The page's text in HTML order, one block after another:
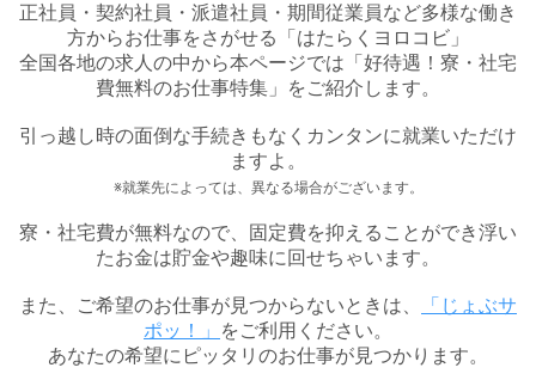
正社員・契約社員・派遣社員・期間従業員など多様な働き
方からお仕事をさがせる「はたらくヨロコビ」
全国各地の求人の中から本ページでは「好待遇！寮・社宅
費無料のお仕事特集」をご紹介します。
引っ越し時の面倒な手続きもなくカンタンに就業いただけ
ますよ。
※就業先によっては、異なる場合がございます。
寮・社宅費が無料なので、固定費を抑えることができ浮い
たお金は貯金や趣味に回せちゃいます。
また、ご希望のお仕事が見つからないときは、
「じょぶサ
ポッ！」 をご利用ください。
あなたの希望にピッタリのお仕事が見つかります。